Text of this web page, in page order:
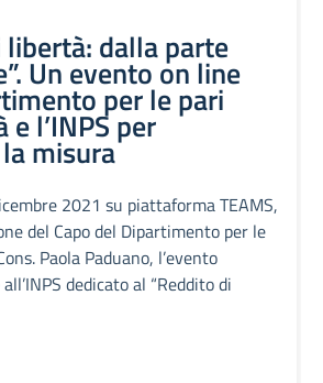
libertà: dalla parte
Un evento on line
per le pari
l’INPS per
misura
2021 su piattaforma TEAMS,
del Capo del Dipartimento per le
Paola Paduano, l’evento
dedicato al “Reddito di